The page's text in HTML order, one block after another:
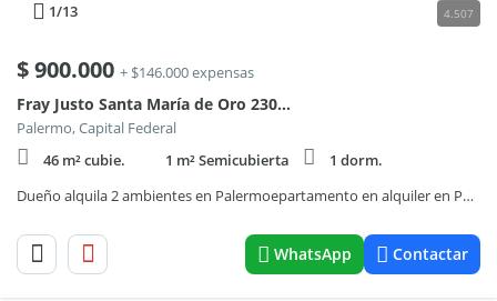
1/13 4.507
$900.000 + $146.000 expensas
Fray Justo Santa María de Oro 2300, Piso 8
Palermo, Capital Federal
46 m² cubie.
1 m² Semicubierta
1 dorm.
Dueño alquila 2 ambientes en Palermoepartamento en alquiler en Palermo
WhatsApp Contactar